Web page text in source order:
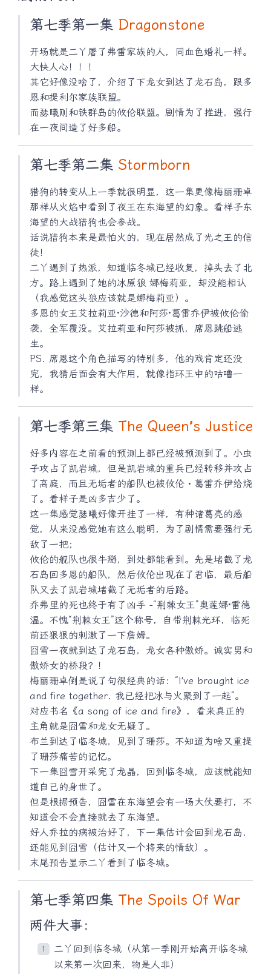
第七季第一集 Dragonstone
开场就是二丫屠了弗雷家族的人，同血色婚礼一样。
大快人心！！！
其它好像没啥了，介绍了下龙女到达了龙石岛，跟多
恩和提利尔家族联盟。
而瑟曦则和铁群岛的攸伦联盟。剧情为了推进，强行
在一夜间造了好多船。
第七季第二集 Stormborn
猎狗的转变从上一季就很明显，这一集更像梅丽珊卓
那样从火焰中看到了夜王在东海望的幻象。看样子东
海望的大战猎狗也会参战。
话说猎狗本来是最怕火的，现在居然成了光之王的信
徒！
二丫遇到了热派，知道临冬城已经收复，掉头去了北
方。路上遇到了她的冰原狼 娜梅莉亚，却没能相认
（我感觉这头狼应该就是娜梅莉亚）。
多恩的女王艾拉莉亚·沙德和阿莎·葛雷乔伊被攸伦偷
袭，全军覆没。艾拉莉亚和阿莎被抓，席恩跳船逃
生。
PS. 席恩这个角色描写的特别多，他的戏肯定还没
完，我猜后面会有大作用，就像指环王中的咕噜一
样。
第七季第三集 The Queen’s Justice
好多内容在之前看的预测上都已经被预测到了。小虫
子攻占了凯岩城，但是凯岩城的重兵已经转移并攻占
了高庭，而且无垢者的船队也被攸伦・葛雷乔伊给烧
了。看样子是凶多吉少了。
这一集感觉瑟曦好像开挂了一样，有种诸葛亮的感
觉，从来没感觉她有这么聪明，为了剧情需要强行无
敌了一把；
攸伦的舰队也很牛掰，到处都能看到。先是堵截了龙
石岛回多恩的船队，然后攸伦出现在了君临，最后船
队又去了凯岩城堵截了无垢者的后路。
乔弗里的死也终于有了凶手 -“荆棘女王”奥莲娜·雷德
温。不愧“荆棘女王”这个称号，自带荆棘光环，临死
前还狠狠的刺激了一下詹姆。
囧雪一夜就到达了龙石岛，龙女各种傲娇。诚实男和
傲娇女的桥段？！
梅丽珊卓倒是说了句很经典的话：“I’ve brought ice
and fire together. 我已经把冰与火聚到了一起”。
对应书名《a song of ice and fire》，看来真正的
主角就是囧雪和龙女无疑了。
布兰到达了临冬城，见到了珊莎。不知道为啥又重提
了珊莎痛苦的记忆。
下一集囧雪开采完了龙晶，回到临冬城，应该就能知
道自己的身世了。
但是根据预告，囧雪在东海望会有一场大仗要打，不
知道会不会直接就去了东海望。
好人乔拉的病被治好了，下一集估计会回到龙石岛，
还能见到囧雪（估计又一个将来的情敌）。
末尾预告显示二丫看到了临冬城。
第七季第四集 The Spoils Of War
两件大事：
二丫回到临冬城（从第一季刚开始离开临冬城
以来第一次回来，物是人非）